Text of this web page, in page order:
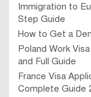
Immigration to
Step Guide
How to Get a
Poland Work
and Full Guide
France Visa
Complete Guide